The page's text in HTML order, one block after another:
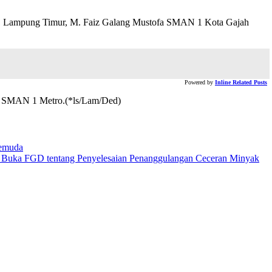
Lampung Timur, M. Faiz Galang Mustofa SMAN 1 Kota Gajah
Powered by Inline Related Posts
SMAN 1 Metro.(*ls/Lam/Ded)
FGD tentang Penyelesaian Penanggulangan Ceceran Minyak